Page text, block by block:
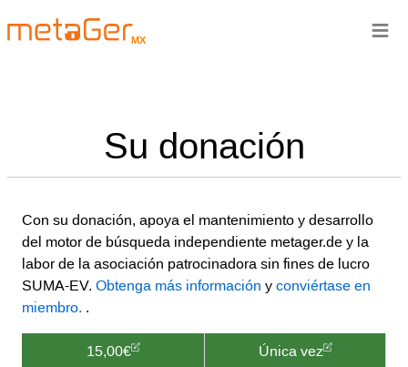
MX
Su donación
Con su donación, apoya el mantenimiento y desarrollo
del motor de búsqueda independiente metager.de y la
labor de la asociación patrocinadora sin fines de lucro
SUMA-EV. Obtenga más información y conviértase en
miembro. .
15,00€ Única vez
≡